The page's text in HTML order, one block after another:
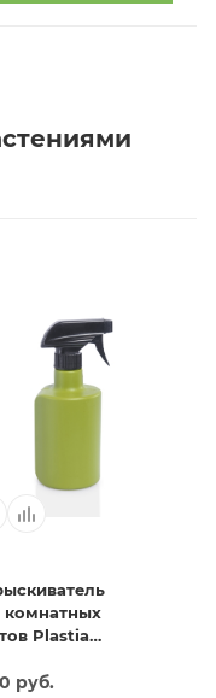
комнатных
Plastia
руб.